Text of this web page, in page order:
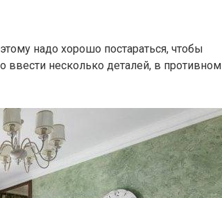
надо хорошо постараться, чтобы
ввести несколько деталей, в противном